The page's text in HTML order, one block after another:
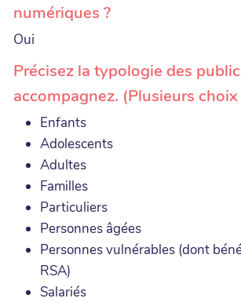
numériques ?
Oui
Précisez la typologie des
accompagnez. (Plusieurs
Enfants
Adolescents
Adultes
Familles
Particuliers
Personnes âgées
Personnes vulnérables (dont
RSA)
Salariés